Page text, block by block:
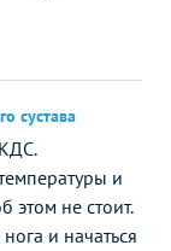
сустава
и
этом не стоит.
и начаться